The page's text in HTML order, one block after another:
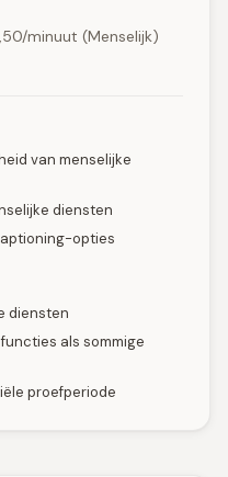
minuut (Menselijk)
van menselijke
diensten
opties
diensten
als sommige
proefperiode